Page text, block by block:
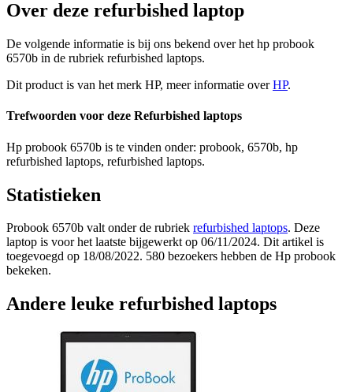
Over deze refurbished laptop
De volgende informatie is bij ons bekend over het hp probook
6570b in de rubriek refurbished laptops.
Dit product is van het merk HP, meer informatie overHP.
Trefwoorden voor deze Refurbished laptops
Hp probook 6570b is te vinden onder: probook, 6570b, hp
refurbished laptops, refurbished laptops.
Statistieken
Probook 6570b valt onder de rubriek refurbished laptops. Deze
laptop is voor het laatste bijgewerkt op 06/11/2024. Dit artikel is
toegevoegd op 18/08/2022. 580 bezoekers hebben de Hp probook
bekeken.
Andere leuke refurbished laptops